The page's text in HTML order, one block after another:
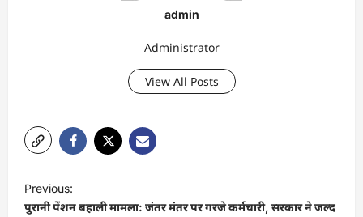
admin
Administrator
View All Posts
o
Previous:
पुरानी पेंशन बहाली मामला: जंतर मंतर पर गरजे कर्मचारी, सरकार ने जल्द